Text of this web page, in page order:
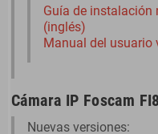
Guía de instalación
(inglés)
Manual del usuario
Cámara IP Foscam
Nuevas versiones: